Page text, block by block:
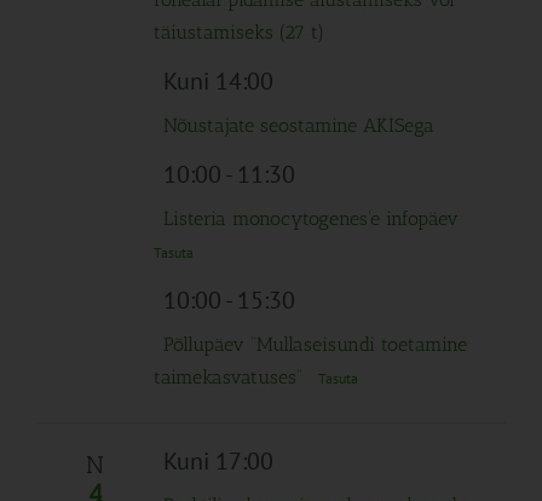
täiustamiseks (27 t)
Kuni 14:00
Nõustajate seostamine AKISega
10:00- 11:30
Listeria monocytogenes’e infopäev
Tasuta
10:00- 15:30
Põllupäev “Mullaseisundi toetamine
taimekasvatuses”
Tasuta
N
4
Kuni 17:00